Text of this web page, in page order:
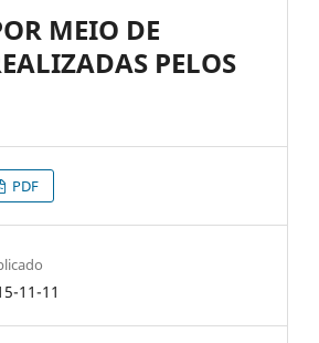
MEIO DE
PELOS
PDF
11-11